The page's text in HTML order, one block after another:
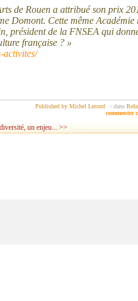
de Rouen a attribué son prix
Domont. Cette même Académie
président de la FNSEA qui
française ? »
activites/
Published by Michel Lerond - dans
commenter
un enjeu... >>